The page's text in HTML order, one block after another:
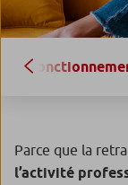
Parce que la
l’activité